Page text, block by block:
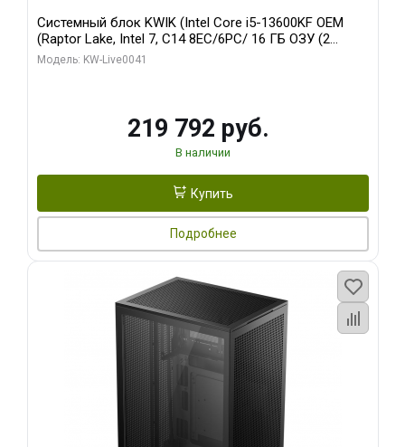
Системный блок KWIK (Intel Core i5-13600KF OEM
(Raptor Lake, Intel 7, C14 8EC/6PC/ 16 ГБ ОЗУ (2
модуля)/ Palit RTX5080 GAMINGPRO OC 16GB GDDR7
Модель: KW-Live0041
219 792 руб.
В наличии
Купить
Подробнее